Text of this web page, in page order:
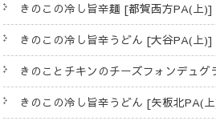
きのこの冷し旨辛麺 [都賀西方PA(上)]
きのこの冷し旨辛うどん [大谷PA(上)]
きのことチキンのチーズフォンデュ
きのこの冷し旨辛うどん [矢板北PA(